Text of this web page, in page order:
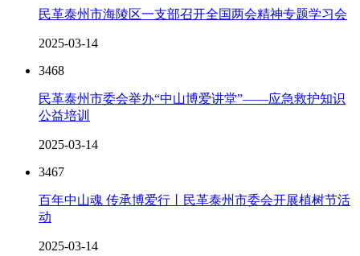
民革泰州市海陵区一支部召开全国两会精神专题学习会
2025-03-14
3468
民革泰州市委会举办“中山博爱讲堂”——应急救护知识
公益培训
2025-03-14
3467
百年中山魂 传承博爱行丨民革泰州市委会开展植树节活
动
2025-03-14